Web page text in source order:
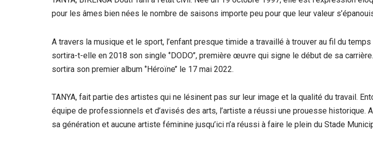
pour les âmes bien nées le nombre de saisons importe peu pour que leur valeur
A travers la musique et le sport, l’enfant presque timide a travaillé à trouver au fil du
sortira-t-elle en 2018 son single ‘’DODO’’, première œuvre qui signe le début de sa
sortira son premier album ‘’Héroïne’’ le 17 mai 2022.
TANYA, fait partie des artistes qui ne lésinent pas sur leur image et la qualité du travail.
équipe de professionnels et d’avisés des arts, l’artiste a réussi une prouesse historique.
sa génération et aucune artiste féminine jusqu’ici n’a réussi à faire le plein du Stade